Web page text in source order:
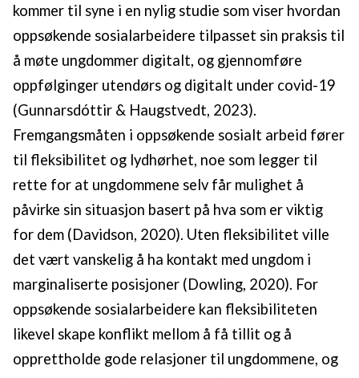
kommer til syne i en nylig studie som viser hvordan
oppsøkende sosialarbeidere tilpasset sin praksis til
å møte ungdommer digitalt, og gjennomføre
oppfølginger utendørs og digitalt under covid-19
(Gunnarsdóttir & Haugstvedt, 2023).
Fremgangsmåten i oppsøkende sosialt arbeid fører
til fleksibilitet og lydhørhet, noe som legger til
rette for at ungdommene selv får mulighet å
påvirke sin situasjon basert på hva som er viktig
for dem (Davidson, 2020). Uten fleksibilitet ville
det vært vanskelig å ha kontakt med ungdom i
marginaliserte posisjoner (Dowling, 2020). For
oppsøkende sosialarbeidere kan fleksibiliteten
likevel skape konflikt mellom å få tillit og å
opprettholde gode relasjoner til ungdommene, og